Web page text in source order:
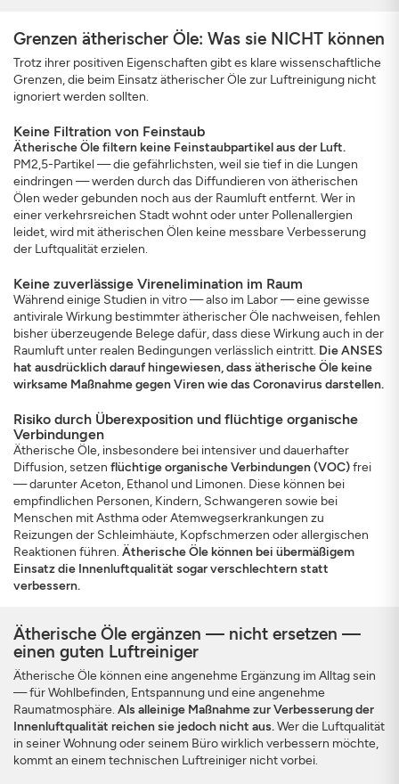
Grenzen ätherischer Öle: Was sie NICHT können
Trotz ihrer positiven Eigenschaften gibt es klare wissenschaftliche
Grenzen, die beim Einsatz ätherischer Öle zur Luftreinigung nicht
ignoriert werden sollten.
Keine Filtration von Feinstaub
Ätherische Öle filtern keine Feinstaubpartikel aus der Luft.
PM2,5-Partikel — die gefährlichsten, weil sie tief in die Lungen
eindringen — werden durch das Diffundieren von ätherischen
Ölen weder gebunden noch aus der Raumluft entfernt. Wer in
einer verkehrsreichen Stadt wohnt oder unter Pollenallergien
leidet, wird mit ätherischen Ölen keine messbare Verbesserung
der Luftqualität erzielen.
Keine zuverlässige Virenelimination im Raum
Während einige Studien in vitro — also im Labor — eine gewisse
antivirale Wirkung bestimmter ätherischer Öle nachweisen, fehlen
bisher überzeugende Belege dafür, dass diese Wirkung auch in der
Raumluft unter realen Bedingungen verlässlich eintritt. Die ANSES
hat ausdrücklich darauf hingewiesen, dass ätherische Öle keine
wirksame Maßnahme gegen Viren wie das Coronavirus darstellen.
Risiko durch Überexposition und flüchtige organische
Verbindungen
Ätherische Öle, insbesondere bei intensiver und dauerhafter
Diffusion, setzen flüchtige organische Verbindungen (VOC)frei
— darunter Aceton, Ethanol und Limonen. Diese können bei
empfindlichen Personen, Kindern, Schwangeren sowie bei
Menschen mit Asthma oder Atemwegserkrankungen zu
Reizungen der Schleimhäute, Kopfschmerzen oder allergischen
Reaktionen führen. Ätherische Öle können bei übermäßigem
Einsatz die Innenluftqualität sogar verschlechtern statt
verbessern.
Ätherische Öle ergänzen — nicht ersetzen —
einen guten Luftreiniger
Ätherische Öle können eine angenehme Ergänzung im Alltag sein
— für Wohlbefinden, Entspannung und eine angenehme
Raumatmosphäre. Als alleinige Maßnahme zur Verbesserung der
Innenluftqualität reichen sie jedoch nicht aus.Wer die Luftqualität
in seiner Wohnung oder seinem Büro wirklich verbessern möchte,
kommt an einem technischen Luftreiniger nicht vorbei.